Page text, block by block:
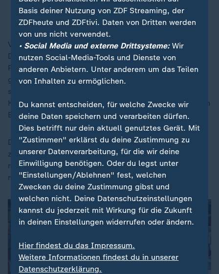
Albrecht von Lucke, Publizist
Von Lucke sieht weder menschlich noch objektiv eine
Distanzierung und bezeichnet Schröder als "Mann
Putins". Er sei jahrelang nicht nur ein Freund Putins
gewesen, sondern "von Putin finanziert". Von Lucke
spielt darauf an, dass Schröder nach seiner
Kanzlerschaft zum Beispiel Aufsichtsrat des russischen
Energiekonzerns Rosneft war.
Deshalb plädiert von Lucke dafür, erstmal die Ukraine
zu fragen. Deren PräsidentWolodymyr Selenskyj
müsse überlassen werden, "wie er auf diese Angebote
reagiert".
Basis deiner Nutzung von ZDF Streaming, der
ZDFheute und ZDFtivi. Daten von Dritten werden
von uns nicht verwendet.
• Social Media und externe Drittsysteme:Wir
nutzen Social-Media-Tools und Dienste von
anderen Anbietern. Unter anderem um das Teilen
von Inhalten zu ermöglichen.
Du kannst entscheiden, für welche Zwecke wir
deine Daten speichern und verarbeiten dürfen.
Dies betrifft nur dein aktuell genutztes Gerät. Mit
"Zustimmen" erklärst du deine Zustimmung zu
unserer Datenverarbeitung, für die wir deine
Einwilligung benötigen. Oder du legst unter
"Einstellungen/Ablehnen" fest, welchen
Zwecken du deine Zustimmung gibst und
welchen nicht. Deine Datenschutzeinstellungen
kannst du jederzeit mit Wirkung für die Zukunft
in deinen Einstellungen widerrufen oder ändern.
Hier findest du das Impressum.
Weitere Informationen findest du in unserer
Datenschutzerklärung.